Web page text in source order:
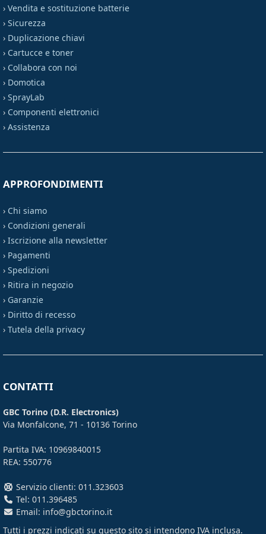
› Vendita e sostituzione batterie
› Sicurezza
› Duplicazione chiavi
› Cartucce e toner
› Collabora con noi
› Domotica
› SprayLab
› Componenti elettronici
› Assistenza
APPROFONDIMENTI
› Chi siamo
› Condizioni generali
› Iscrizione alla newsletter
› Pagamenti
› Spedizioni
› Ritira in negozio
› Garanzie
› Diritto di recesso
› Tutela della privacy
CONTATTI
GBC Torino (D.R. Electronics)
Via Monfalcone, 71 - 10136 Torino
Partita IVA: 10969840015
REA: 550776
Servizio clienti: 011.323603
Tel: 011.396485
Email: info@gbctorino.it
Tutti i prezzi indicati su questo sito si intendono IVA inclusa.